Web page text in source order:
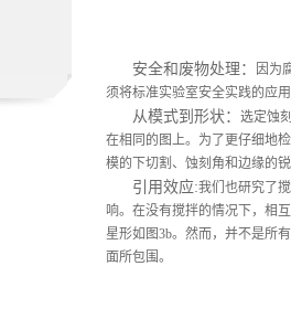
安全和废物处理 ：
因为
须将标准实验室安全实践的应
从模式到形状： 选定蚀
在相同的图上。为了更仔细地
模的下切割、蚀刻角和边缘的
引用效应:我们也研究了
响。在没有搅拌的情况下，相
星形如图3b。然而，并不是所
面所包围。